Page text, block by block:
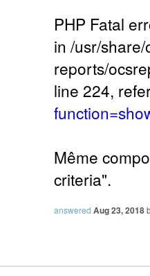
PHP Fatal
in /usr/
reports/
line 224,
Même
criteria".
answered Aug 23, 2018